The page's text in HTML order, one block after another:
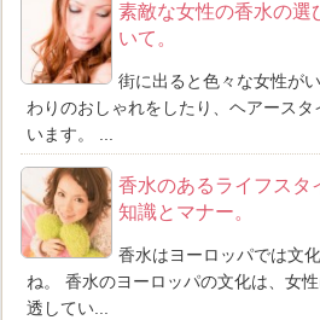
素敵な女性の香水の選
いて。
街に出ると色々な女性が
わりのおしゃれをしたり、ヘアース
います。 ...
香水のあるライフスタ
知識とマナー。
香水はヨーロッパでは文
ね。 香水のヨーロッパの文化は、女
透してい...